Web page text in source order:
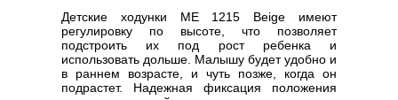
Детские ходунки ME 1215 Beige имеют
регулировку по высоте, что позволяет
подстроить их под рост ребенка и
использовать дольше. Малышу будет удобно и
в раннем возрасте, и чуть позже, когда он
подрастет. Надежная фиксация положения